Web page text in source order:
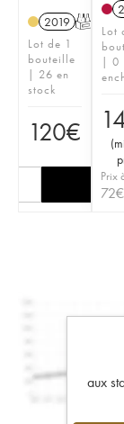
2019 T
Lot de 1
bouteille
| 26 en
stock
120€
Lot
| 0
(
Prix
72€
aux